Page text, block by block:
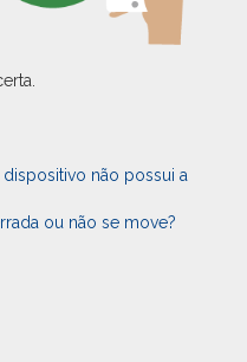
não possui a
ou não se move?